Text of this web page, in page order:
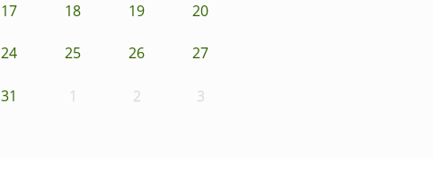
17 18 19 20
24 25 26 27
31 1 2 3